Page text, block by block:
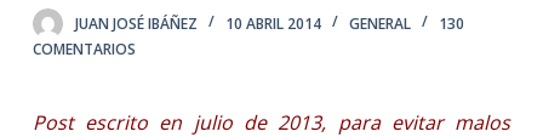
d
JUAN JOSÉ IBÁÑEZ 10 ABRIL 2014 GENERAL
130
COMENTARIOS
Post escrito en julio de 2013, para evitar malos